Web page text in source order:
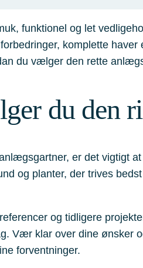
funktionel og let
komplette
du vælger den rette
du den
er det vigtigt
og planter, der trives
og tidligere
Vær klar over dine ønsker
forventninger.